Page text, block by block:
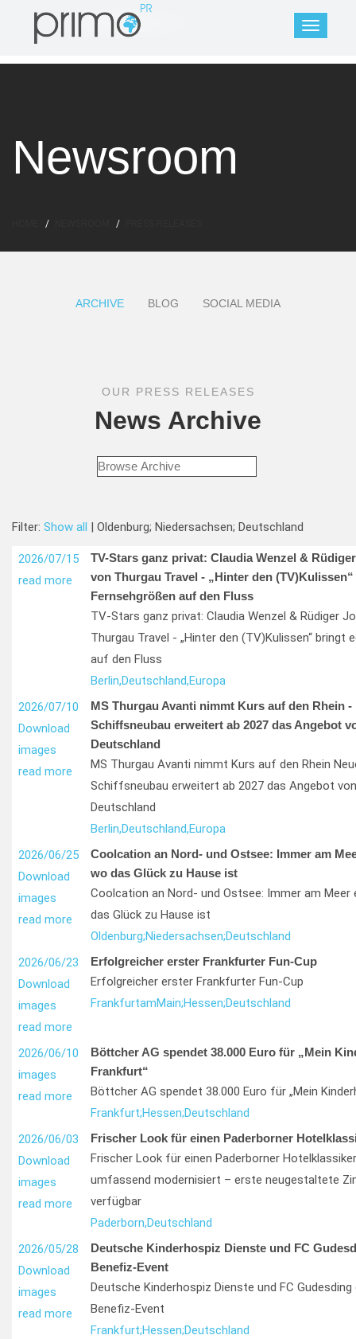
Newsroom
ARCHIVE BLOG SOCIAL MEDIA
OUR PRESS RELEASES
News Archive
Filter: Show all | Oldenburg; Niedersachsen; Deutschland
2026/07/15
read more
TV-Stars ganz privat: Claudia Wenzel &
von Thurgau Travel - „Hinter den
Fernsehgrößen auf den Fluss
TV-Stars ganz privat: Claudia Wenzel & Rüdiger
Thurgau Travel - „Hinter den (TV)Kulissen“ bringt
auf den Fluss
Berlin,Deutschland,Europa
2026/07/10
Download
images
read more
MS Thurgau Avanti nimmt Kurs auf den Rhein -
Schiffsneubau erweitert ab 2027 das Angebot
Deutschland
MS Thurgau Avanti nimmt Kurs auf den Rhein
Schiffsneubau erweitert ab 2027 das Angebot
Deutschland
Berlin,Deutschland,Europa
2026/06/25
Download
images
read more
Coolcation an Nord- und Ostsee: Immer am
wo das Glück zu Hause ist
Coolcation an Nord- und Ostsee: Immer am Meer
das Glück zu Hause ist
Oldenburg;Niedersachsen;Deutschland
2026/06/23
Download
images
read more
Erfolgreicher erster Frankfurter Fun-Cup
Erfolgreicher erster Frankfurter Fun-Cup
FrankfurtamMain;Hessen;Deutschland
2026/06/10
images
read more
Böttcher AG spendet 38.000 Euro für „Mein
Frankfurt“
Böttcher AG spendet 38.000 Euro für „Mein
Frankfurt;Hessen;Deutschland
2026/06/03
Download
images
read more
Frischer Look für einen Paderborner
Frischer Look für einen Paderborner
umfassend modernisiert – erste neugestaltete
verfügbar
Paderborn,Deutschland
2026/05/28
Download
images
read more
Deutsche Kinderhospiz Dienste und FC
Benefiz-Event
Deutsche Kinderhospiz Dienste und FC
Benefiz-Event
Frankfurt;Hessen;Deutschland